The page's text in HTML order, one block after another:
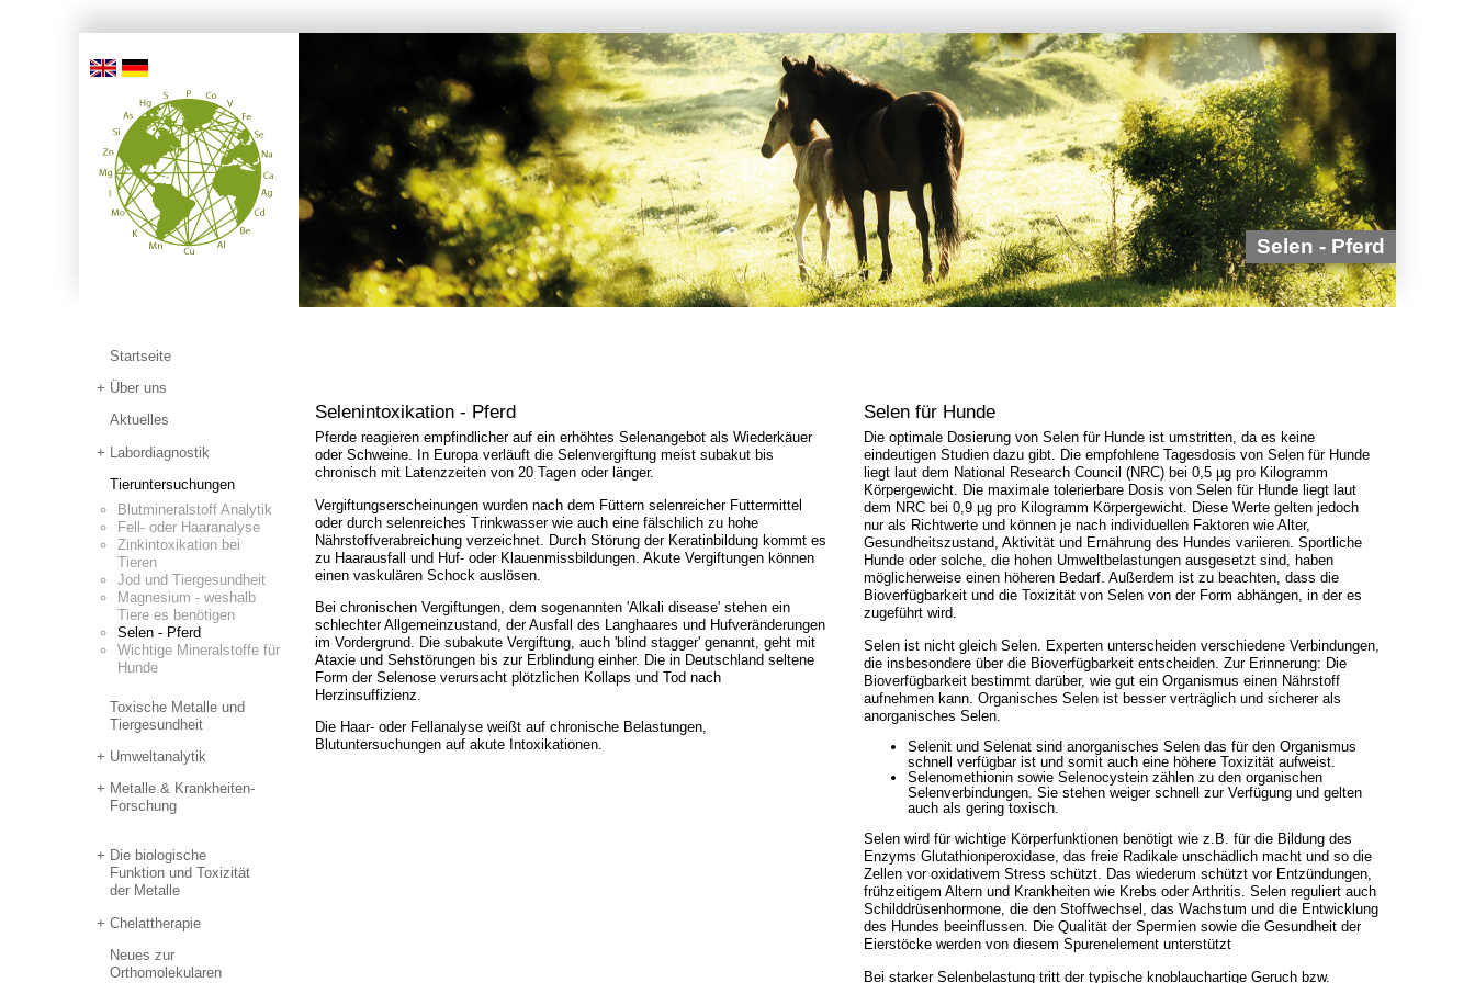
Selen - Pferd
Startseite
Über uns
Aktuelles
Labordiagnostik
Tieruntersuchungen
Blutmineral­stoff Analytik
Fell- oder Haaranalyse
Zinkintoxika­tion bei
Tieren
Jod und Tiergesundheit
Magnesium - weshalb
Tiere es benötigen
Selen - Pferd
Wichtige Mineralstoffe für
Hunde
Toxische Metalle und
Tiergesundheit
Umweltanalytik
Metalle & Krankheiten-
Forschung
Die biologische
Funktion und Toxizität
der Metalle
Chelattherapie
Neues zur
Orthomolekularen
Selenintoxikation - Pferd
Pferde reagieren empfindlicher auf ein erhöhtes Selenangebot als Wiederkäuer
oder Schweine. In Europa verläuft die Selenvergiftung meist subakut bis
chronisch mit Latenzzeiten von 20 Tagen oder länger.
Vergiftungserscheinungen wurden nach dem Füttern selenreicher Futtermittel
oder durch selenreiches Trinkwasser wie auch eine fälschlich zu hohe
Nährstoffverabreichung verzeichnet. Durch Störung der Keratinbildung kommt es
zu Haarausfall und Huf- oder Klauenmissbildungen. Akute Vergiftungen können
einen vaskulären Schock auslösen.
Bei chronischen Vergiftungen, dem sogenannten 'Alkali disease' stehen ein
schlechter Allgemeinzustand, der Ausfall des Langhaares und Hufveränderungen
im Vordergrund. Die subakute Vergiftung, auch 'blind stagger' genannt, geht mit
Ataxie und Sehstörungen bis zur Erblindung einher. Die in Deutschland seltene
Form der Selenose verursacht plötzlichen Kollaps und Tod nach
Herzinsuffizienz.
Die Haar- oder Fellanalyse weißt auf chronische Belastungen,
Blutuntersuchungen auf akute Intoxikationen.
Selen für Hunde
Die optimale Dosierung von Selen für Hunde ist umstritten, da es keine
eindeutigen Studien dazu gibt. Die empfohlene Tagesdosis von Selen für Hunde
liegt laut dem National Research Council (NRC) bei 0,5 µg pro Kilogramm
Körpergewicht. Die maximale tolerierbare Dosis von Selen für Hunde liegt laut
dem NRC bei 0,9 µg pro Kilogramm Körpergewicht. Diese Werte gelten jedoch
nur als Richtwerte und können je nach individuellen Faktoren wie Alter,
Gesundheitszustand, Aktivität und Ernährung des Hundes variieren. Sportliche
Hunde oder solche, die hohen Umweltbelastungen ausgesetzt sind, haben
möglicherweise einen höheren Bedarf. Außerdem ist zu beachten, dass die
Bioverfügbarkeit und die Toxizität von Selen von der Form abhängen, in der es
zugeführt wird.
Selen ist nicht gleich Selen. Experten unterscheiden verschiedene Verbindungen,
die insbesondere über die Bioverfügbarkeit entscheiden. Zur Erinnerung: Die
Bioverfügbarkeit bestimmt darüber, wie gut ein Organismus einen Nährstoff
aufnehmen kann. Organisches Selen ist besser verträglich und sicherer als
anorganisches Selen.
Selenit und Selenat sind anorganisches Selen das für den Organismus
schnell verfügbar ist und somit auch eine höhere Toxizität aufweist.
Selenomethionin sowie Selenocystein zählen zu den organischen
Selenverbindungen. Sie stehen weiger schnell zur Verfügung und gelten
auch als gering toxisch.
Selen wird für wichtige Körperfunktionen benötigt wie z.B. für die Bildung des
Enzyms Glutathionperoxidase, das freie Radikale unschädlich macht und so die
Zellen vor oxidativem Stress schützt. Das wiederum schützt vor Entzündungen,
frühzeitigem Altern und Krankheiten wie Krebs oder Arthritis. Selen reguliert auch
Schilddrüsenhormone, die den Stoffwechsel, das Wachstum und die Entwicklung
des Hundes beeinflussen. Die Qualität der Spermien sowie die Gesundheit der
Eierstöcke werden von diesem Spurenelement unterstützt
Bei starker Selenbelastung tritt der typische knoblauchartige Geruch bzw.